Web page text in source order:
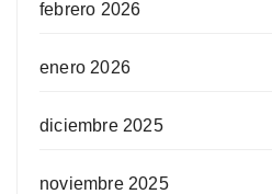
febrero 2026
enero 2026
diciembre 2025
noviembre 2025